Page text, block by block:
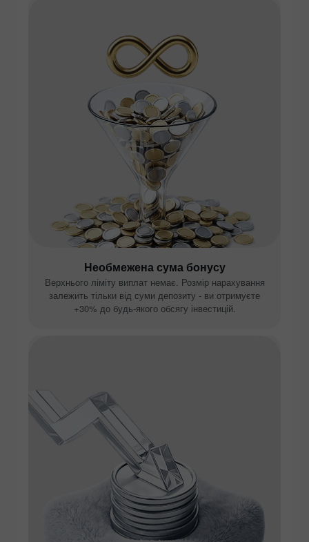
Необмежена сума бонусу
Верхнього ліміту виплат немає. Розмір нарахування
залежить тільки від суми депозиту - ви отримуєте
+30% до будь-якого обсягу інвестицій.